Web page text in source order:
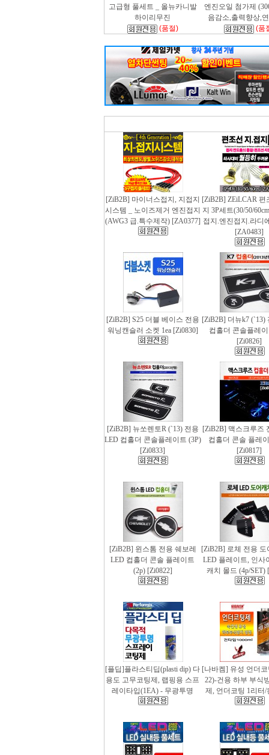
고급형 풀세트 _ 올뉴카니발
하이리무진
(품절)
엔진오일 첨가제
음감소,출력향상,
(품
[ZiB2B] 마이너스접지, 지접지
시스템 _ 노이즈제거 엔진접지
(AWG3 급.특수제작) [ZA0377]
[ZiB2B] ZEiLCAR 편
지 3P세트(30/50/
접지.엔진접지.라디
[ZA0483]
[ZiB2B] S25 더블 베이스 전용
워닝캔슬러 소켓 1ea [Zi0830]
[ZiB2B] 더뉴k7 (`13)
컵홀더 콘솔플레
[Zi0826]
[ZiB2B] 뉴쏘렌토R (`13) 전용
LED 컵홀더 콘솔플레이트 (3P)
[Zi0833]
[ZiB2B] 맥스크루즈
컵홀더 콘솔 플레
[Zi0817]
[ZiB2B] 윈스톰 전용 쉐보레
LED 컵홀더 콘솔 플레이트
(2p) [Zi0822]
[ZiB2B] 로체 전용 도
LED 플레이트, 인사
캐치 몰드 (4p/SET)
[플딥]플라스티딥(plasti dip) 다
용도 고무코팅제, 랩핑용 스프
레이타입(1EA) - 무광투명
[나바켐] 유성 언더
22)-건용 하부 부식
제, 언더코팅 1리터/